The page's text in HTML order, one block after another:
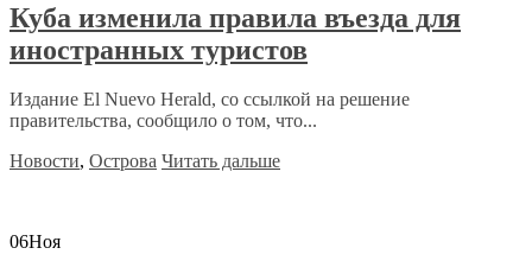
Куба изменила правила въезда для
иностранных туристов
Издание El Nuevo Herald, со ссылкой на решение
правительства, сообщило о том, что...
Новости, Острова Читать дальше
06Ноя